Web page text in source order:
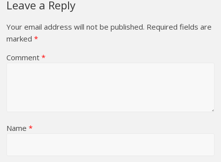
Leave a Reply
Your email address will not be published. Required fields are
marked*
Comment*
Name*